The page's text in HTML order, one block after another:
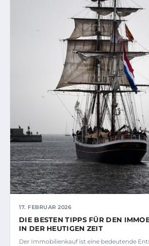
17. FEBRUAR 2026
DIE BESTEN TIPPS FÜR DEN
IN DER HEUTIGEN ZEIT
Der Immobilienkauf ist eine bedeutende